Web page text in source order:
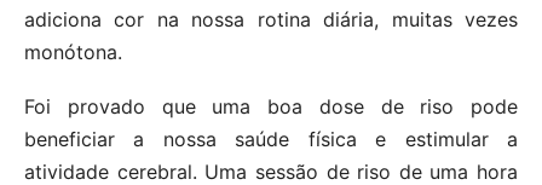
adiciona cor na nossa rotina diária, muitas vezes
monótona.
Foi provado que uma boa dose de riso pode
beneficiar a nossa saúde física e estimular a
atividade cerebral. Uma sessão de riso de uma hora